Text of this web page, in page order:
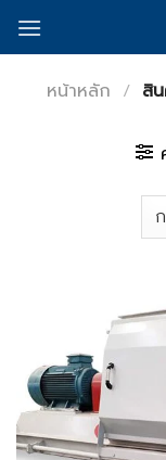
หน้าหลัก / สิ